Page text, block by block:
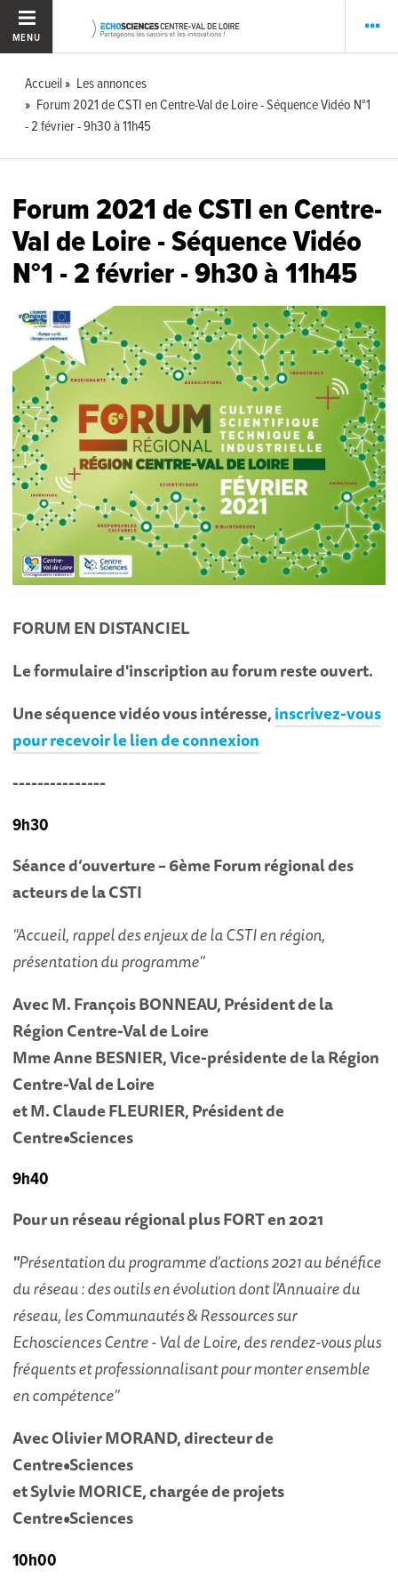
MENU
Accueil
Les annonces
Forum 2021 de CSTI en Centre-Val de Loire - Séquence Vidéo N°1
- 2 février - 9h30 à 11h45
Forum 2021 de CSTI en Centre-
Val de Loire - Séquence Vidéo
N°1 - 2 février - 9h30 à 11h45
FORUM EN DISTANCIEL
Le formulaire d'inscription au forum reste ouvert.
Une séquence vidéo vous intéresse,inscrivez-vous
pour recevoir le lien de connexion
---------------
9h30
Séance d’ouverture – 6ème Forum régional des
acteurs de la CSTI
"Accueil, rappel des enjeux de la CSTI en région,
présentation du programme"
Avec M. François BONNEAU, Président de la
Région Centre-Val de Loire
Mme Anne BESNIER, Vice-présidente de la Région
Centre-Val de Loire
et M. Claude FLEURIER, Président de
Centre•Sciences
9h40
Pour un réseau régional plus FORT en 2021
"Présentation du programme d’actions 2021 au bénéfice
du réseau : des outils en évolution dont l'Annuaire du
réseau, les Communautés & Ressources sur
Echosciences Centre - Val de Loire, des rendez-vous plus
fréquents et professionnalisant pour monter ensemble
en compétence"
Avec Olivier MORAND, directeur de
Centre•Sciences
et Sylvie MORICE, chargée de projets
Centre•Sciences
10h00